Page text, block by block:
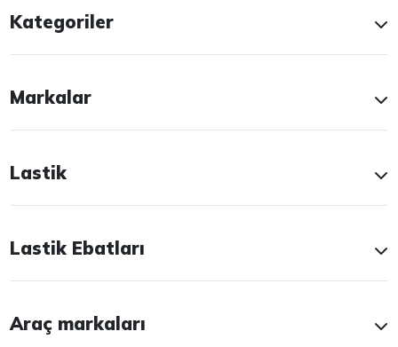
Kategoriler
Markalar
Lastik
Lastik Ebatları
Araç markaları